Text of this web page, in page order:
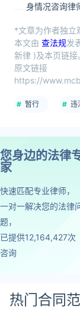
身情况咨询律
*文章为作者独立
本文由 查法规发
新律 )及本页链接
原文链接
https://
暂行 违
您身边的法律
家
快速匹配专业律师，
一对一解决您的法律
题，
已提供12,164,427次
咨询
热门合同